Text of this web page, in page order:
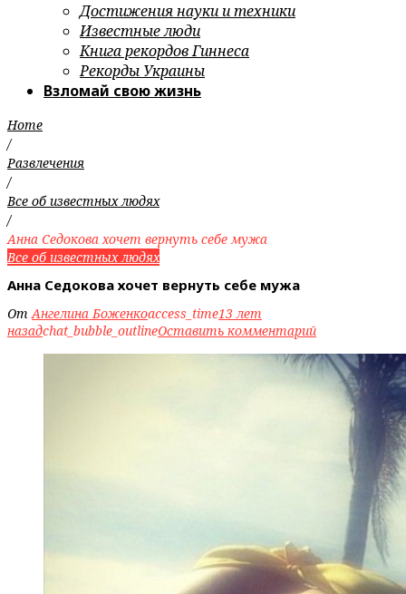
Достижения науки и техники
Известные люди
Книга рекордов Гиннеса
Рекорды Украины
Взломай свою жизнь
Home
/
Развлечения
/
Все об известных людях
/
Анна Седокова хочет вернуть себе мужа
Все об известных людях
Анна Седокова хочет вернуть себе мужа
ОтАнгелина Боженкоaccess_time13 лет
назадchat_bubble_outlineОставить комментарий